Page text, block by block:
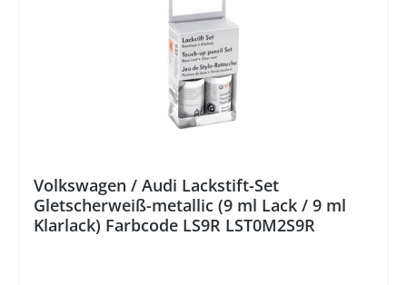
Volkswagen / Audi Lackstift-Set
Gletscherweiß-metallic (9 ml Lack / 9 ml
Klarlack) Farbcode LS9R LST0M2S9R